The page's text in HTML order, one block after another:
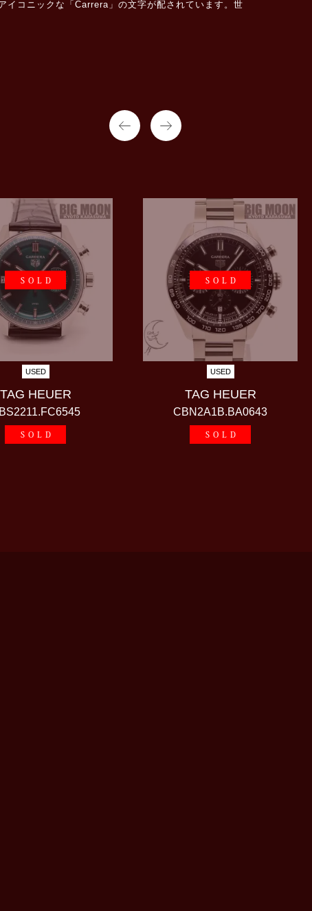
イコニックな「Carrera」の文字が配されています。世
SOLD
USED
TAG HEUER
SOLD
SOLD
USED
TAG HEUER
CBN2A1B.BA0643
SOLD